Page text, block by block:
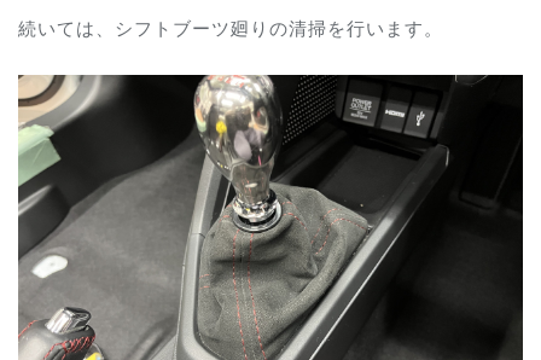
続いては、シフトブーツ廻りの清掃を行います。